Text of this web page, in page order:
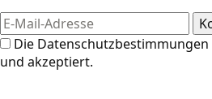
Die Datenschutzbestimmungen
und akzeptiert.